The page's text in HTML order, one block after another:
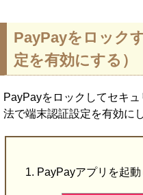
PayPayをロック
定を有効にする）
PayPayをロックしてセキ
法で端末認証設定を有効に
PayPayアプリを起